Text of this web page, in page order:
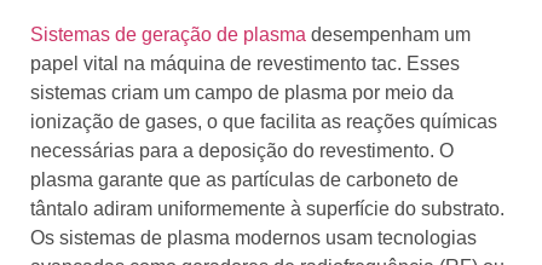
Sistemas de geração de plasma desempenham um
papel vital na máquina de revestimento tac. Esses
sistemas criam um campo de plasma por meio da
ionização de gases, o que facilita as reações químicas
necessárias para a deposição do revestimento. O
plasma garante que as partículas de carboneto de
tântalo adiram uniformemente à superfície do substrato.
Os sistemas de plasma modernos usam tecnologias